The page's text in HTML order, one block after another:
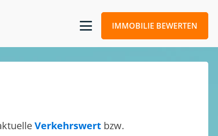
IMMOBILIE BEWERTEN
Verkehrswert bzw.